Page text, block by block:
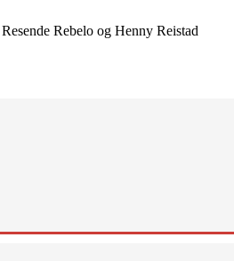
Rebelo og Henny Reistad